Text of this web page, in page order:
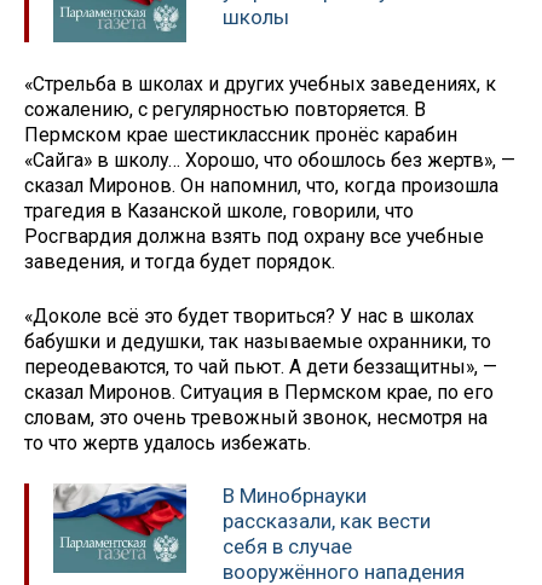
школы
«Стрельба в школах и других учебных заведениях, к
сожалению, с регулярностью повторяется. В
Пермском крае шестиклассник пронёс карабин
«Сайга» в школу… Хорошо, что обошлось без жертв», —
сказал Миронов. Он напомнил, что, когда произошла
трагедия в Казанской школе, говорили, что
Росгвардия должна взять под охрану все учебные
заведения, и тогда будет порядок.
«Доколе всё это будет твориться? У нас в школах
бабушки и дедушки, так называемые охранники, то
переодеваются, то чай пьют. А дети беззащитны», —
сказал Миронов. Ситуация в Пермском крае, по его
словам, это очень тревожный звонок, несмотря на
то что жертв удалось избежать.
В Минобрнауки
рассказали, как вести
себя в случае
вооружённого нападения